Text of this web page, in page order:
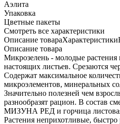
Аэлита
Упаковка
Цветные пакеты
Cмотреть все характеристики
Описание товараХарактеристики
Описание товара
Микрозелень - молодые растения
настоящих листьев. Срезаются
Содержат максимальное
микроэлементов, минеральных
Значительно полезней чем
разнообразят рацион. В состав
МИЗУНА РЕД и горчица
Растения неприхотливые,